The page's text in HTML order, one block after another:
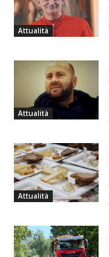
Attualità
Attualità
Attualità